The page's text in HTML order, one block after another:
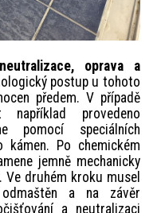
oprava a
postup u tohoto
předem. V případě
provedeno
pomocí speciálních
kámen. Po chemickém
jemně mechanicky
Ve druhém kroku musel
a na závěr
a neutralizaci